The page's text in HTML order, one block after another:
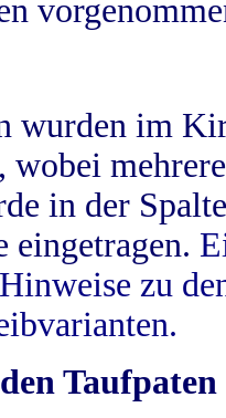
wurden im
wobei
in der
eingetragen.
zu
Taufpaten